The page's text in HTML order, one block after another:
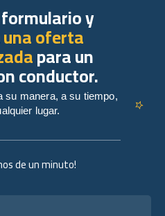
de un minuto!
y
oferta
para un
conductor.
su manera, a su tiempo,
lugar.